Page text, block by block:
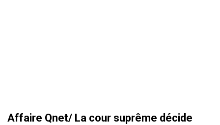
Affaire Qnet/ La cour suprême décide